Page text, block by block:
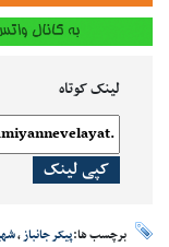
لینک کوتاه
کپی لینک
برچسب ها:پیکر جانباز،